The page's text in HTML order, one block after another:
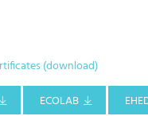
(download)
ECOLAB